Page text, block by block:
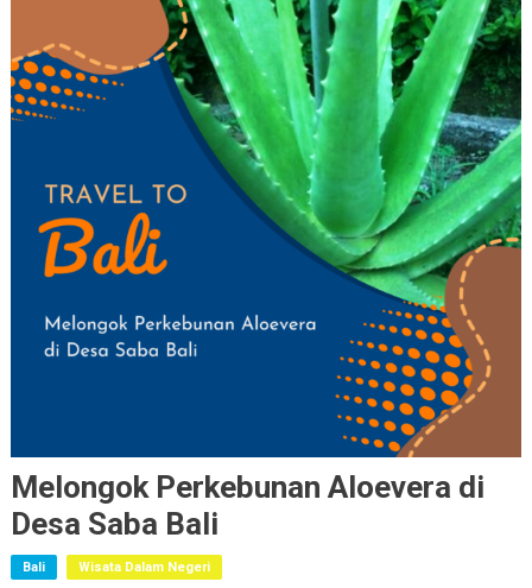
Melongok Perkebunan Aloevera di
Desa Saba Bali
Bali Wisata Dalam Negeri